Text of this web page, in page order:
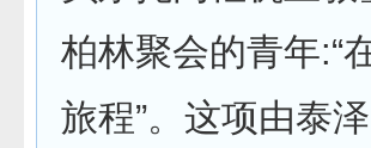
柏林聚会的青年:“
旅程”。这项由泰